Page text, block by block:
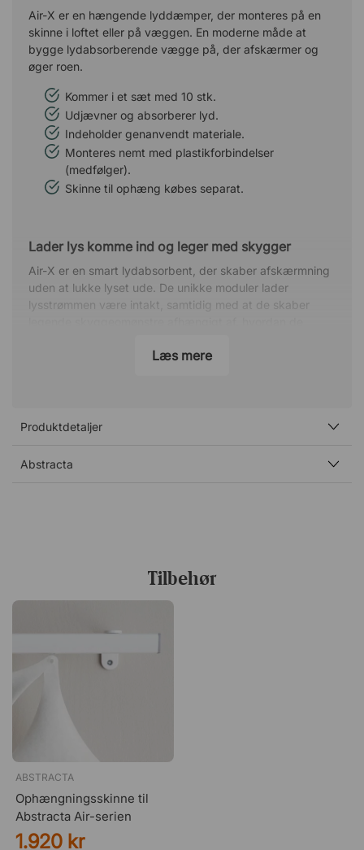
Air-X er en hængende lyddæmper, der monteres på en
skinne i loftet eller på væggen. En moderne måde at
bygge lydabsorberende vægge på, der afskærmer og
øger roen.
Kommer i et sæt med 10 stk.
Udjævner og absorberer lyd.
Indeholder genanvendt materiale.
Monteres nemt med plastikforbindelser
(medfølger).
Skinne til ophæng købes separat.
Lader lys komme ind og leger med skygger
Air-X er en smart lydabsorbent, der skaber afskærmning
uden at lukke lyset ude. De unikke moduler lader
lysstrømmen være intakt, samtidig med at de skaber
retninger gør, at hver installation bliver unik og kan
Trods sit luftige design er Air-X en kraftfuld løsning. Det
modulernes form spreder og balancerer lydniveauet i
Læs mere
Produktdetaljer
Abstracta
Tilbehør
ABSTRACTA
Ophængningsskinne til
Abstracta Air-serien
1.920 kr